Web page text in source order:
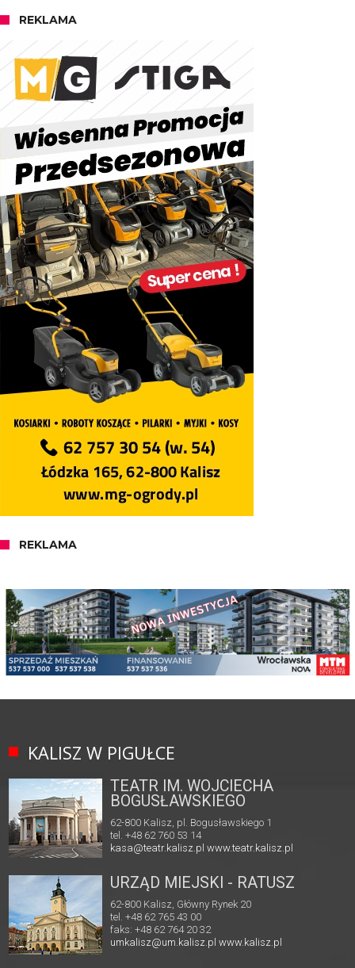
REKLAMA
REKLAMA
KALISZ W PIGUŁCE
TEATR IM. WOJCIECHA
BOGUSŁAWSKIEGO
62-800 Kalisz, pl. Bogusławskiego 1
tel. +48 62 760 53 14
kasa@teatr.kalisz.pl www.teatr.kalisz.pl
URZĄD MIEJSKI - RATUSZ
62-800 Kalisz, Główny Rynek 20
tel. +48 62 765 43 00
faks: +48 62 764 20 32
umkalisz@um.kalisz.plwww.kalisz.pl